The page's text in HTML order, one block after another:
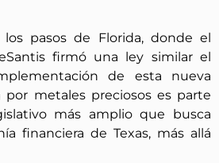
pasos de Florida, donde el
firmó una ley similar el
de esta nueva
por metales preciosos es parte
más amplio que busca
financiera de Texas, más allá